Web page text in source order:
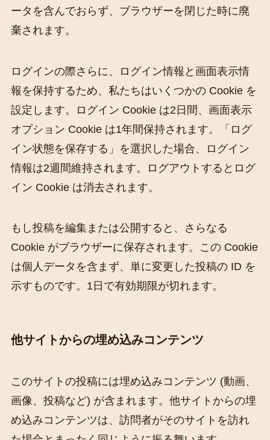
ータを含んでおらず、ブラウザーを閉じた時に廃
棄されます。
ログインの際さらに、ログイン情報と画面表示情
報を保持するため、私たちはいくつかの Cookie を
設定します。ログイン Cookie は2日間、画面表示
オプション Cookie は1年間保持されます。「ログ
イン状態を保存する」を選択した場合、ログイン
情報は2週間維持されます。ログアウトするとログ
イン Cookie は消去されます。
もし投稿を編集または公開すると、さらなる
Cookie がブラウザーに保存されます。この Cookie
は個人データを含まず、単に変更した投稿の ID を
示すものです。1日で有効期限が切れます。
他サイトからの埋め込みコンテンツ
このサイトの投稿には埋め込みコンテンツ (動画、
画像、投稿など) が含まれます。他サイトからの埋
め込みコンテンツは、訪問者がそのサイトを訪れ